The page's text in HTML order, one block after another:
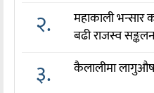
२.
महाकाली भन्सार
बढी राजस्व
३. कैलालीमा